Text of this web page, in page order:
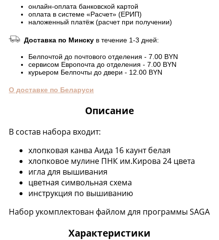
онлайн-оплата банковской картой
оплата в системе «Расчет» (ЕРИП)
наложенный платёж (расчет при получении)
Доставка по Минску в течение 1-3 дней:
Белпочтой до почтового отделения - 7.00 BYN
сервисом Европочта до отделения - 7.00 BYN
курьером Белпочты до двери - 12.00 BYN
О доставке по Беларуси
Описание
В состав набора входит:
хлопковая канва Аида 16 каунт белая
хлопковое мулине ПНК им.Кирова 24 цвета
игла для вышивания
цветная символьная схема
инструкция по вышиванию
Набор укомплектован файлом для программы SAGA
Характеристики